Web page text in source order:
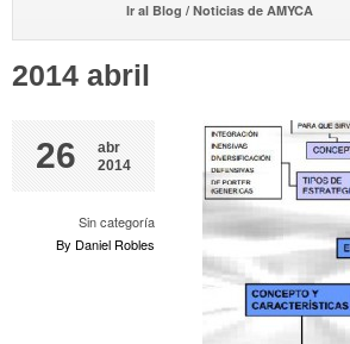
Ir al Blog / Noticias de AMYCA
2014 abril
26
abr
2014
Sin categoría
By Daniel Robles